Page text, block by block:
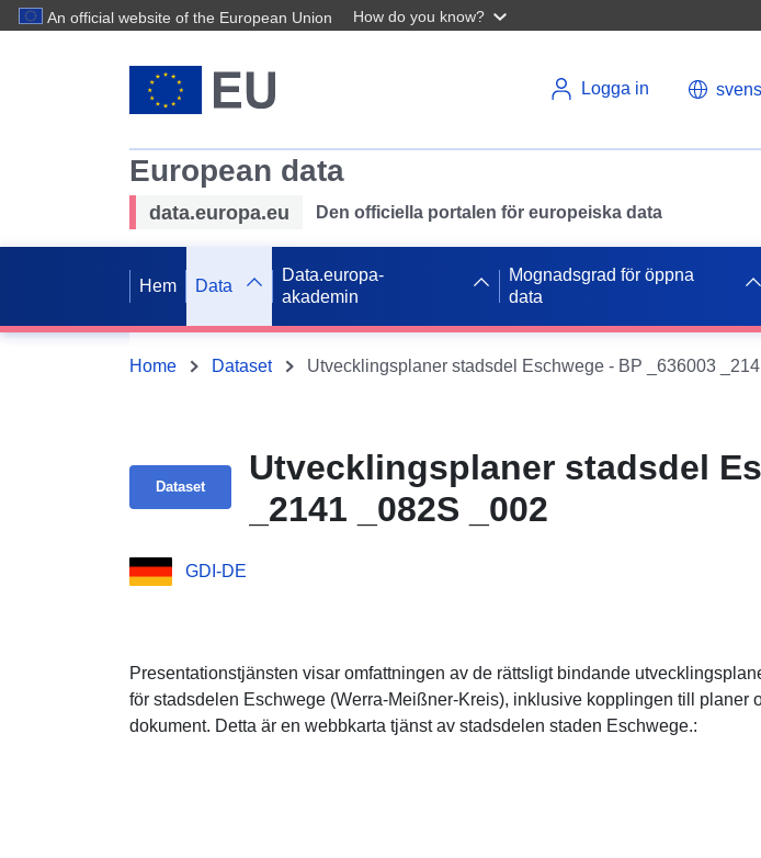
An official website of the European Union How do you know?
Logga in
European data
data.europa.eu Den officiella portalen för europeiska data
Hem Data
Data.europa-
akademin
Mognadsgrad för öppna
data
Home Dataset Utvecklingsplaner stadsdel Eschwege - BP _636003
Dataset
Utvecklingsplaner stadsdel
_2141 _082S _002
GDI-DE
Presentationstjänsten visar omfattningen av de rättsligt bindande
för stadsdelen Eschwege (Werra-Meißner-Kreis), inklusive kopplingen till planer
dokument. Detta är en webbkarta tjänst av stadsdelen staden Eschwege.: